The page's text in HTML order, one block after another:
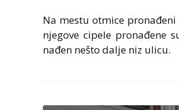
Na mestu otmice
njegove cipele pronađene
nađen nešto dalje niz ulicu.